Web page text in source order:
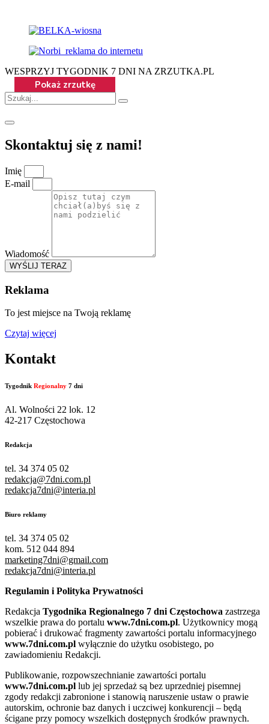
WESPRZYJ TYGODNIK 7 DNI NA ZRZUTKA.PL
Skontaktuj się z nami!
Imię
E-mail
Wiadomość
WYŚLIJ TERAZ
Reklama
To jest miejsce na Twoją reklamę
Czytaj więcej
Kontakt
Tygodnik Regionalny 7 dni
Al. Wolności 22 lok. 12
42-217 Częstochowa
Redakcja
tel. 34 374 05 02
redakcja@7dni.com.pl
redakcja7dni@interia.pl
Biuro reklamy
tel. 34 374 05 02
kom. 512 044 894
marketing7dni@gmail.com
redakcja7dni@interia.pl
Regulamin i Polityka Prywatności
Redakcja Tygodnika Regionalnego 7 dni Częstochowa zastrzega
wszelkie prawa do portalu www.7dni.com.pl. Użytkownicy mogą
pobierać i drukować fragmenty zawartości portalu informacyjnego
www.7dni.com.pl wyłącznie do użytku osobistego, po
zawiadomieniu Redakcji.
Publikowanie, rozpowszechnianie zawartości portalu
www.7dni.com.pl lub jej sprzedaż są bez uprzedniej pisemnej
zgody redakcji zabronione i stanowią naruszenie ustaw o prawie
autorskim, ochronie baz danych i uczciwej konkurencji – będą
ścigane przy pomocy wszelkich dostępnych środków prawnych.